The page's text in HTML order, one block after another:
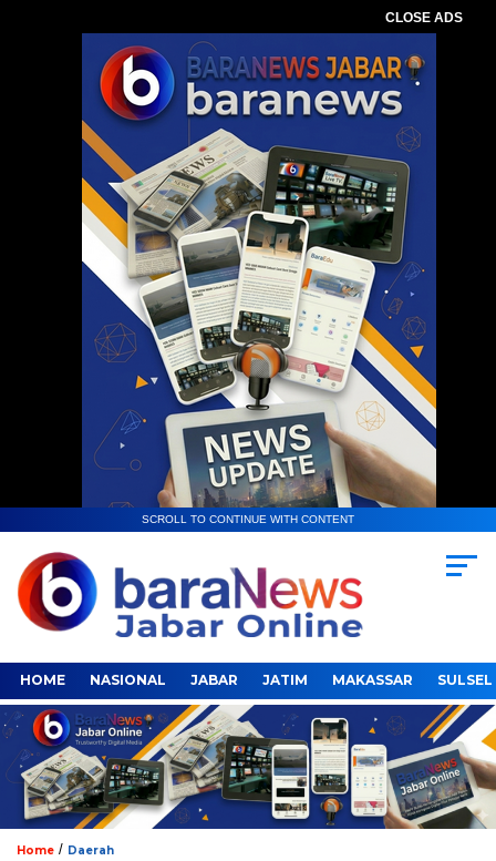
CLOSE ADS
SCROLL TO CONTINUE WITH CONTENT
HOME NASIONAL JABAR JATIM MAKASSAR SULSEL
Home / Daerah